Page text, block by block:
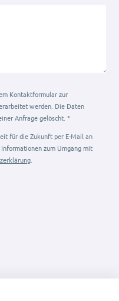
Kontaktformular zur
werden. Die Daten
Anfrage gelöscht. *
für die Zukunft per E-Mail an
zum Umgang mit